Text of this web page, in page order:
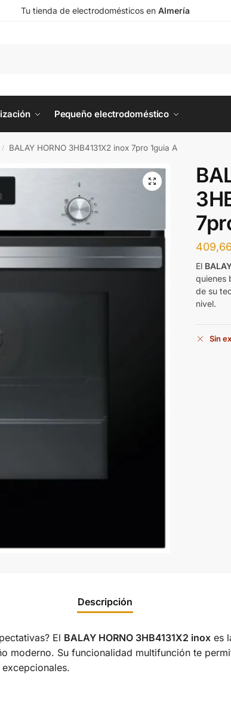
Tu tienda de electrodomésticos en Almería
Pequeño electrodoméstico
/ BALAY HORNO 3HB4131X2 inox 7pro 1guia A
El
quienes
de su
nivel.
Sin
Descripción
El BALAY HORNO 3HB4131X2 inoxes
moderno. Su funcionalidad multifunción te